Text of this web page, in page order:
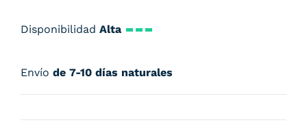
Disponibilidad Alta
Envío de 7-10 días naturales